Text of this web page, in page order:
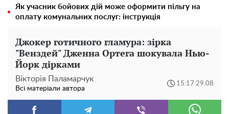
Як учасник бойових дій може оформити пільгу на
оплату комунальних послуг: інструкція
Джокер готичного гламура: зірка
"Венздей" Дженна Ортега шокувала Нью-
Йорк дірками
Вікторія Паламарчук
Всі матеріали автора
15:17 29.08